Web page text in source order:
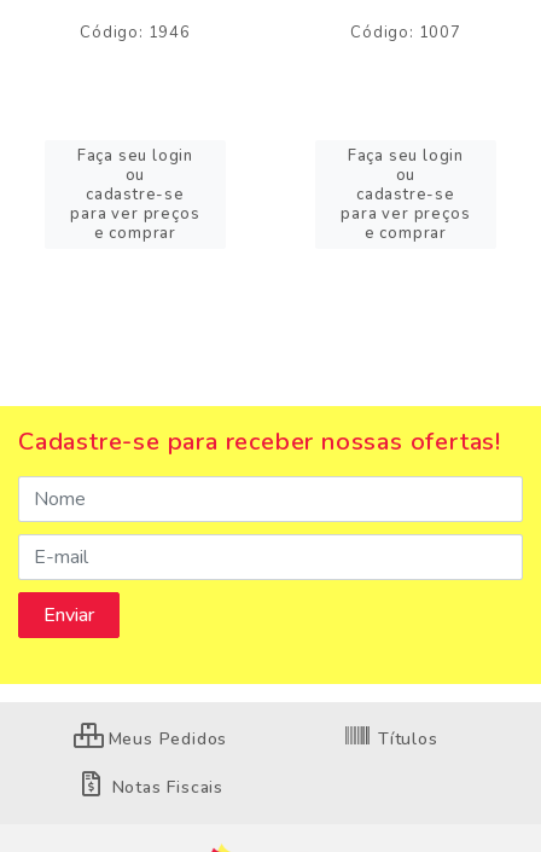
Código: 1946
Faça seu login
ou
cadastre-se
para ver preços
e comprar
Código: 1007
Faça seu login
ou
cadastre-se
para ver preços
e comprar
Cadastre-se para receber nossas ofertas!
Meus Pedidos Títulos
Notas Fiscais